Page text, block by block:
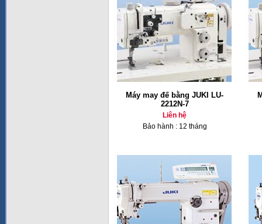
Máy may đế bằng JUKI LU-
2212N-7
Liên hệ
Bảo hành : 12 tháng